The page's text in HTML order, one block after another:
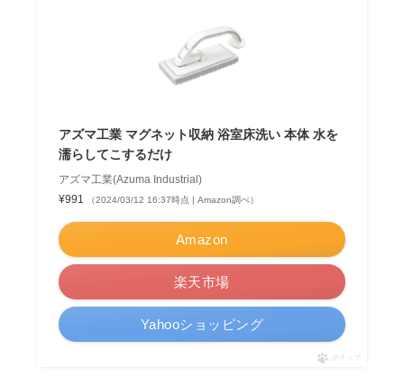
アズマ工業 マグネット収納 浴室床洗い 本体 水を
濡らしてこするだけ
アズマ工業(Azuma Industrial)
¥991
（2024/03/12 16:37時点 | Amazon調べ）
Amazon
楽天市場
Yahooショッピング
ポチップ